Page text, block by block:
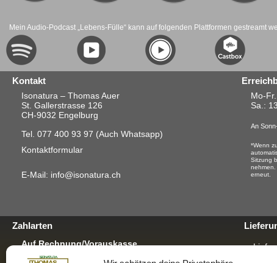
Mein Audio-Podcast „Lebens-Fülle“ kann auf folgenden Plattformen gestreamt
Kontakt
Isonatura – Thomas Auer
St. Gallerstrasse 126
CH-9032 Engelburg
Tel. 077 400 93 97 (Auch Whatsapp)
Kontaktformular
E-Mail: info@isonatura.ch
Mo-
Sa. :
An
*Wenn
Sitzung
erneut.
Zahlarten
Auf Rechnung/Vorauskasse